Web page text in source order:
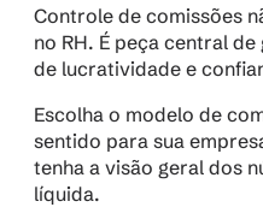
Controle de comissões
no RH. É peça central
de lucratividade e
Escolha o modelo de
sentido para sua
tenha a visão geral dos
líquida.